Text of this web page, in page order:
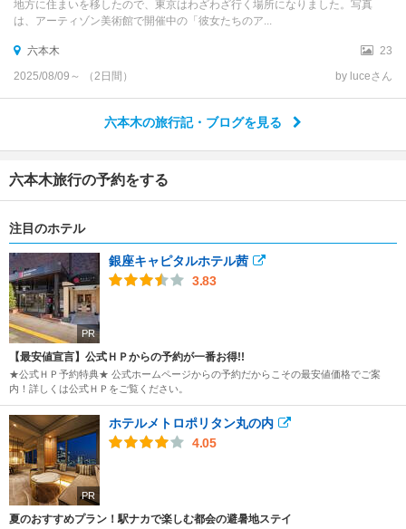
地方に住まいを移したので、東京はわざわざ行く場所になりました。写真
は、アーティゾン美術館で開催中の「彼女たちのア...
六本木
23
2025/08/09～ （2日間）
by luceさん
六本木の旅行記・ブログを見る
六本木旅行の予約をする
注目のホテル
PR
銀座キャピタルホテル茜
3.83
【最安値宣言】公式ＨＰからの予約が一番お得!!
★公式ＨＰ予約特典★ 公式ホームページからの予約だからこその最安値価格でご案
内！詳しくは公式ＨＰをご覧ください。
PR
ホテルメトロポリタン丸の内
4.05
夏のおすすめプラン！駅ナカで楽しむ都会の避暑地ステイ